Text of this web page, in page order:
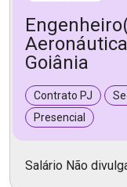
Goiânia
Contrato PJ
Presencial
Salário Não